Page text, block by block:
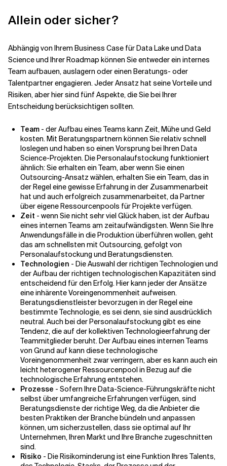
Allein oder sicher?
Abhängig von Ihrem Business Case für Data Lake und Data
Science und Ihrer Roadmap können Sie entweder ein internes
Team aufbauen, auslagern oder einen Beratungs- oder
Talentpartner engagieren. Jeder Ansatz hat seine Vorteile und
Risiken, aber hier sind fünf Aspekte, die Sie bei Ihrer
Entscheidung berücksichtigen sollten.
Team - der Aufbau eines Teams kann Zeit, Mühe und Geld
kosten. Mit Beratungspartnern können Sie relativ schnell
loslegen und haben so einen Vorsprung bei Ihren Data
Science-Projekten. Die Personalaufstockung funktioniert
ähnlich: Sie erhalten ein Team, aber wenn Sie einen
Outsourcing-Ansatz wählen, erhalten Sie ein Team, das in
der Regel eine gewisse Erfahrung in der Zusammenarbeit
hat und auch erfolgreich zusammenarbeitet, da Partner
über eigene Ressourcenpools für Projekte verfügen.
Zeit - wenn Sie nicht sehr viel Glück haben, ist der Aufbau
eines internen Teams am zeitaufwändigsten. Wenn Sie Ihre
Anwendungsfälle in die Produktion überführen wollen, geht
das am schnellsten mit Outsourcing, gefolgt von
Personalaufstockung und Beratungsdiensten.
Technologien - Die Auswahl der richtigen Technologien und
der Aufbau der richtigen technologischen Kapazitäten sind
entscheidend für den Erfolg. Hier kann jeder der Ansätze
eine inhärente Voreingenommenheit aufweisen.
Beratungsdienstleister bevorzugen in der Regel eine
bestimmte Technologie, es sei denn, sie sind ausdrücklich
neutral. Auch bei der Personalaufstockung gibt es eine
Tendenz, die auf der kollektiven Technologieerfahrung der
Teammitglieder beruht. Der Aufbau eines internen Teams
von Grund auf kann diese technologische
Voreingenommenheit zwar verringern, aber es kann auch ein
leicht heterogener Ressourcenpool in Bezug auf die
technologische Erfahrung entstehen.
Prozesse - Sofern Ihre Data-Science-Führungskräfte nicht
selbst über umfangreiche Erfahrungen verfügen, sind
Beratungsdienste der richtige Weg, da die Anbieter die
besten Praktiken der Branche bündeln und anpassen
können, um sicherzustellen, dass sie optimal auf Ihr
Unternehmen, Ihren Markt und Ihre Branche zugeschnitten
sind.
Risiko - Die Risikominderung ist eine Funktion Ihres Talents,